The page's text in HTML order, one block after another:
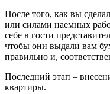
После того, как вы
или силами наемных
себе в гости
чтобы они выдали вам
правильно и,
Последний этап –
квартиры.